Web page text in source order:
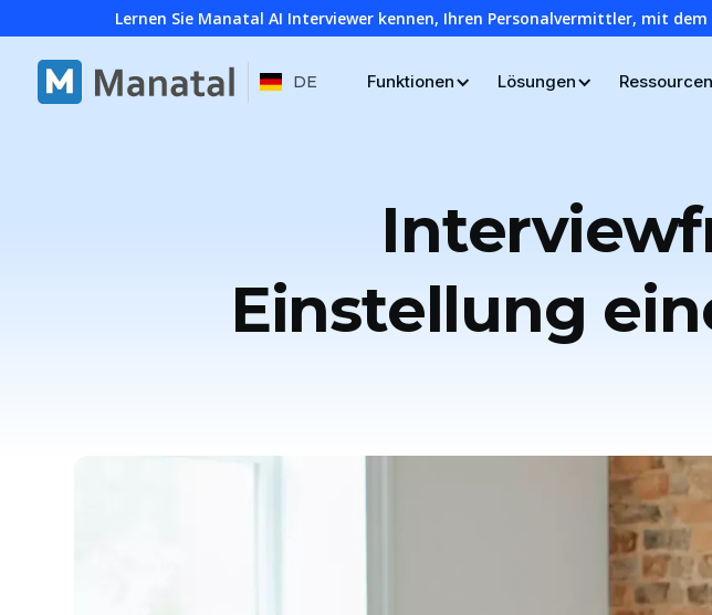
Lernen Sie Manatal AI Interviewer kennen, Ihren Personalvermittler, mit
DE Funktionen Lösungen Ressourcen
Einstellung